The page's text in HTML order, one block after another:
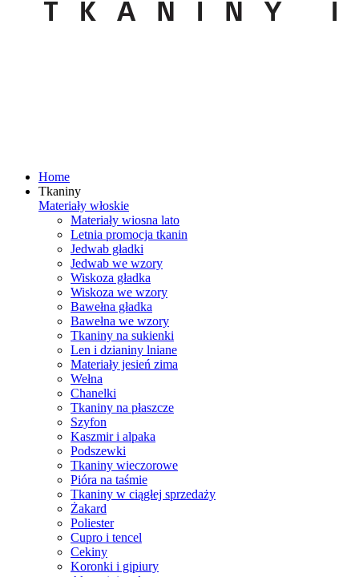
Home
Tkaniny
Materiały włoskie
Materiały wiosna lato
Letnia promocja tkanin
Jedwab gładki
Jedwab we wzory
Wiskoza gładka
Wiskoza we wzory
Bawełna gładka
Bawełna we wzory
Tkaniny na sukienki
Len i dzianiny lniane
Materiały jesień zima
Wełna
Chanelki
Tkaniny na płaszcze
Szyfon
Kaszmir i alpaka
Podszewki
Tkaniny wieczorowe
Pióra na taśmie
Tkaniny w ciągłej sprzedaży
Żakard
Poliester
Cupro i tencel
Cekiny
Koronki i gipiury